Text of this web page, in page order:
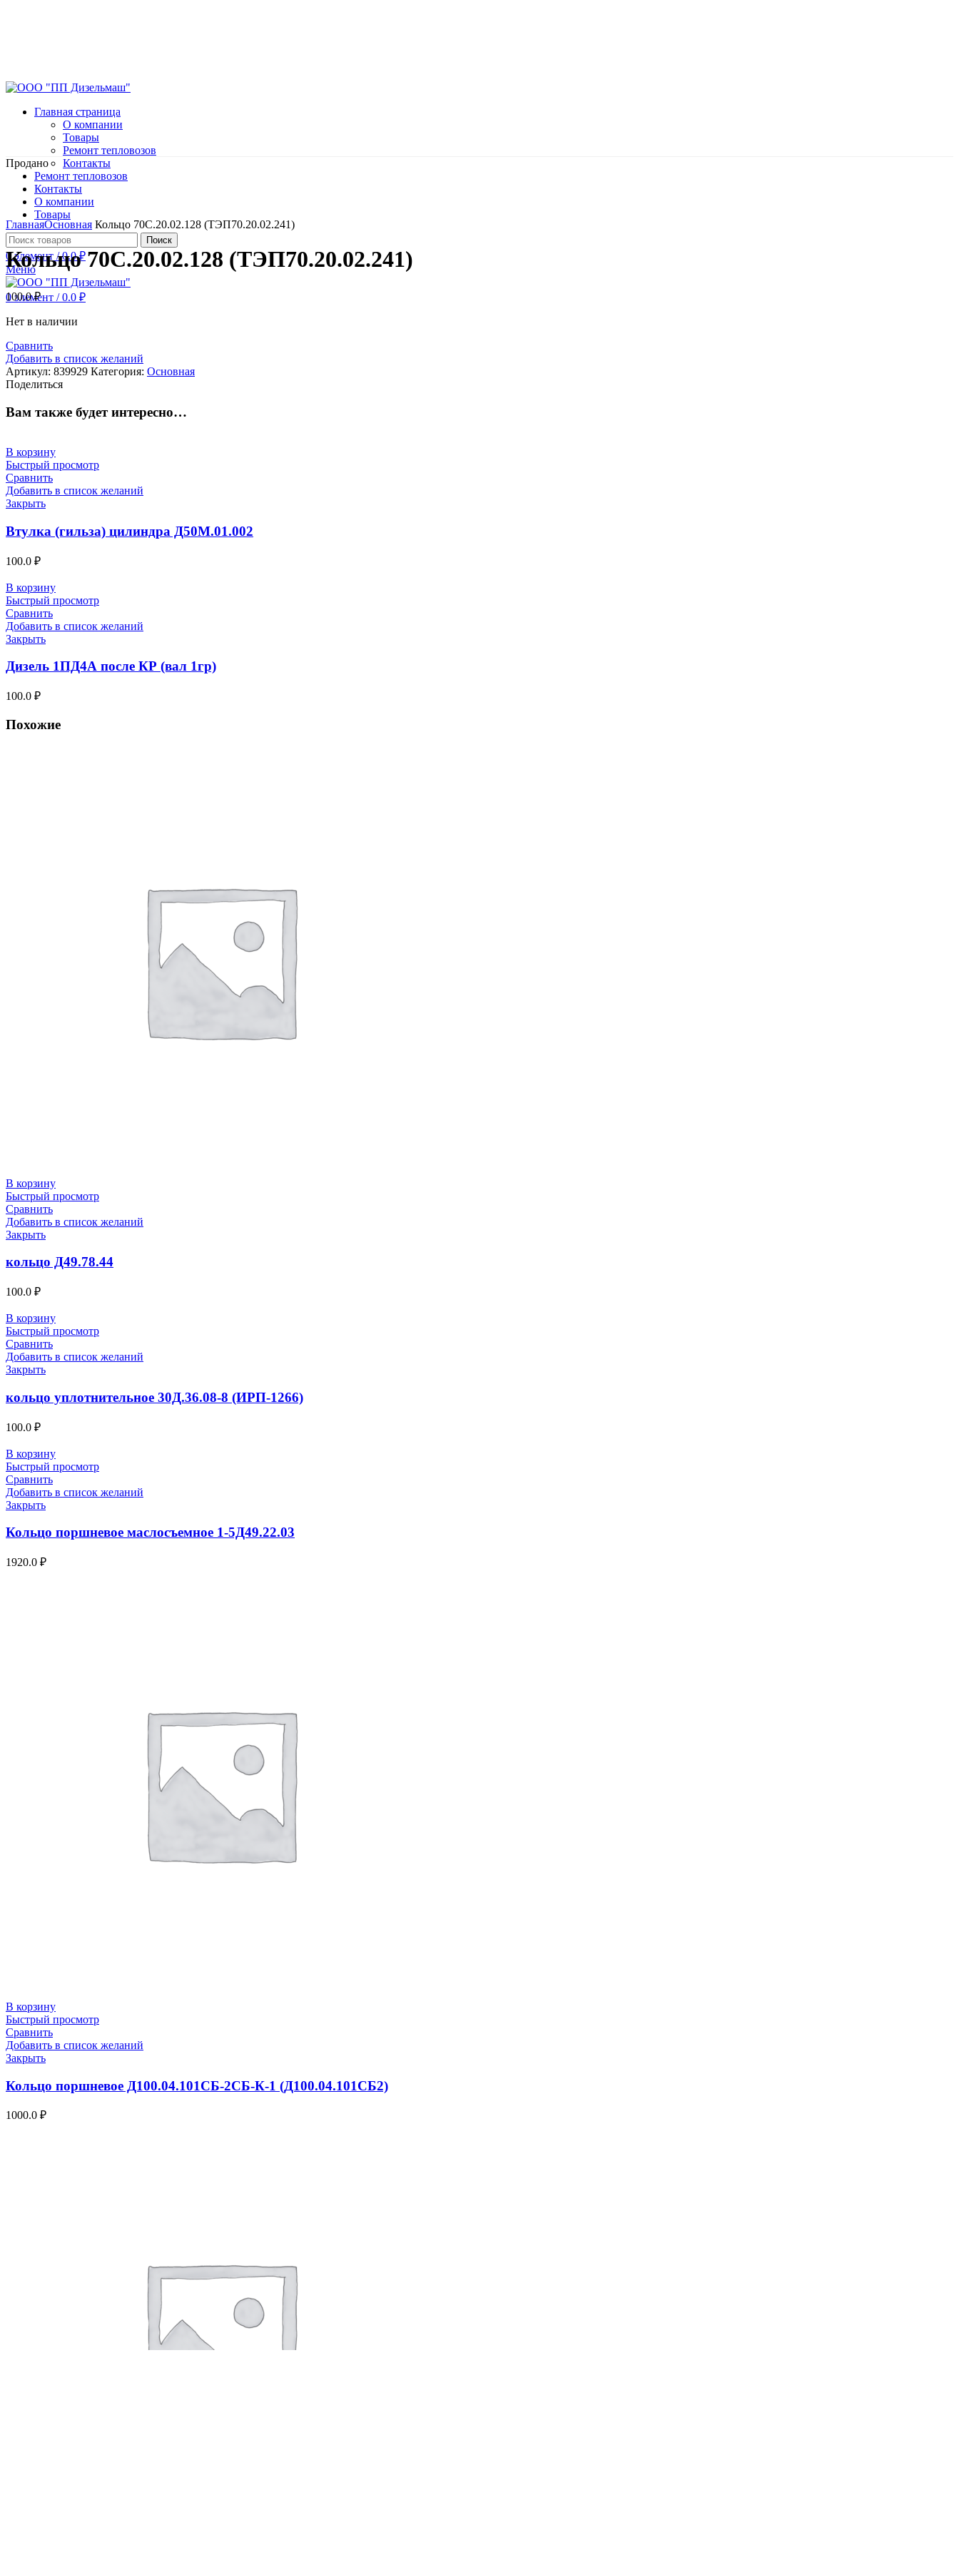
Главная страница
О компании
Товары
Ремонт тепловозов
Контакты
Ремонт тепловозов
Контакты
О компании
Товары
Поиск
0элемент / 0.0₽
Меню
0элемент / 0.0 ₽
Продано
Нажмите, чтобы увеличить
ГлавнаяОсновная Кольцо 70С.20.02.128 (ТЭП70.20.02.241)
Кольцо 70С.20.02.128 (ТЭП70.20.02.241)
100.0₽
Нет в наличии
Сравнить
Добавить в список желаний
Артикул: 839929 Категория: Основная
Поделиться
Вам также будет интересно…
В корзину
Быстрый просмотр
Сравнить
Добавить в список желаний
Закрыть
Втулка (гильза) цилиндра Д50М.01.002
100.0 ₽
В корзину
Быстрый просмотр
Сравнить
Добавить в список желаний
Закрыть
Дизель 1ПД4А после КР (вал 1гр)
100.0 ₽
Похожие
В корзину
Быстрый просмотр
Сравнить
Добавить в список желаний
Закрыть
кольцо Д49.78.44
100.0 ₽
В корзину
Быстрый просмотр
Сравнить
Добавить в список желаний
Закрыть
кольцо уплотнительное 30Д.36.08-8 (ИРП-1266)
100.0 ₽
В корзину
Быстрый просмотр
Сравнить
Добавить в список желаний
Закрыть
Кольцо поршневое маслосъемное 1-5Д49.22.03
1920.0 ₽
В корзину
Быстрый просмотр
Сравнить
Добавить в список желаний
Закрыть
Кольцо поршневое Д100.04.101СБ-2СБ-К-1 (Д100.04.101СБ2)
1000.0 ₽